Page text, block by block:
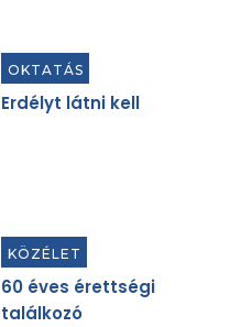
OKTATÁS
Erdélyt látni kell
KÖZÉLET
60 éves érettségi
találkozó